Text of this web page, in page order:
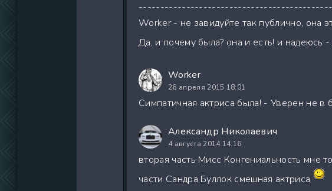
Worker - не завидуйте так публично, она
Да, и почему была? она и есть! и надеюсь -
Worker
26 апреля 2015 18:01
Симпатичная актриса была! - Уверен не в
Александр Николаевич
4 августа 2014 14:16
вторая часть Мисс Конгениальность мне
части Сандра Буллок смешная актриса